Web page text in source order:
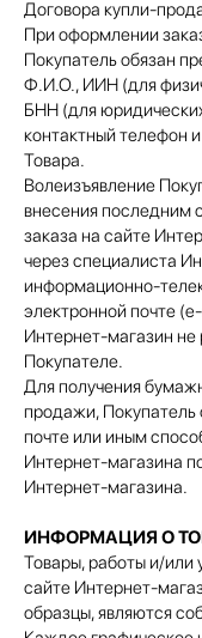
Договора купли-
При оформлении
Покупатель обязан
Ф.И.О., ИИН (для
БНН (для
контактный телефон
Товара.
Волеизъявление
внесения последним
заказа на сайте
через специалиста
информационно-
электронной почте
Интернет-магазин
Покупателе.
Для получения
продажи, Покупатель
почте или иным
Интернет-магазина
Интернет-магазина.
ИНФОРМАЦИЯ О
Товары, работы и/или
сайте Интернет-
образцы, являются